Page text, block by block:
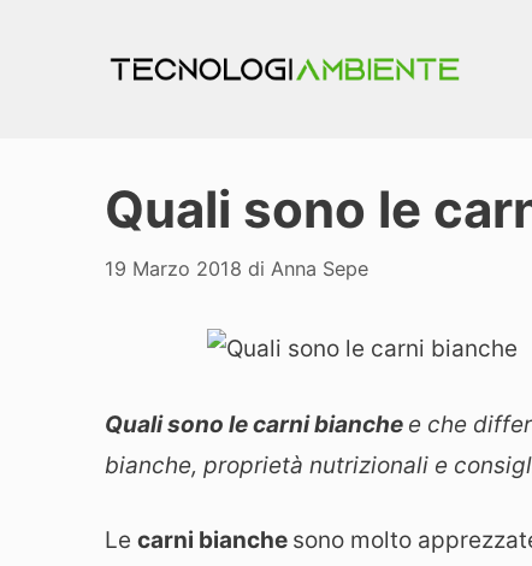
Quali sono le
19 Marzo 2018 di Anna Sepe
Quali sono le carni bianche e che
bianche, proprietà nutrizionali e
Le carni bianche sono molto